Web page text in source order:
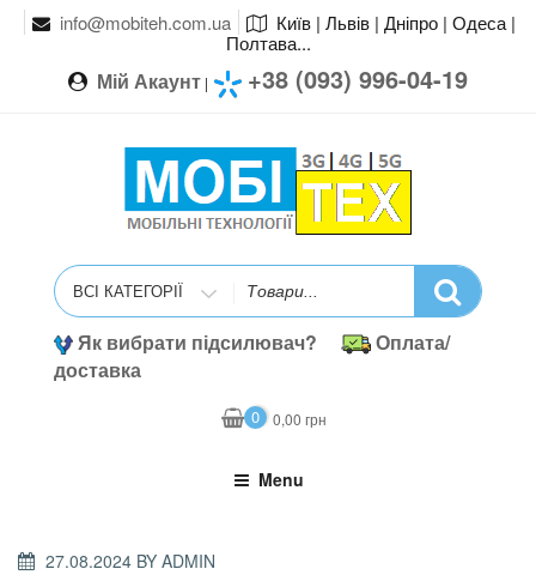
info@mobiteh.com.ua
Київ | Львів | Дніпро | Одеса |
Полтава...
Мій Акаунт | +38 (093) 996-04-19
Search
for
Як вибрати підсилювач?
Оплата/
доставка
0 0,00грн
Menu
POSTED
27.08.2024 BY ADMIN